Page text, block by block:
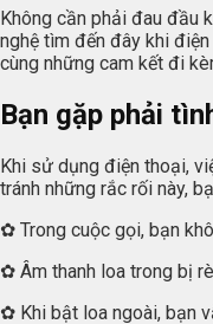
Không cần phải đau đầu
nghệ tìm đến đây khi
cùng những cam kết đi
Bạn gặp phải
Khi sử dụng điện thoại,
tránh những rắc rối này,
✿ Trong cuộc gọi, bạn
✿ Âm thanh loa trong bị
✿ Khi bật loa ngoài, bạn